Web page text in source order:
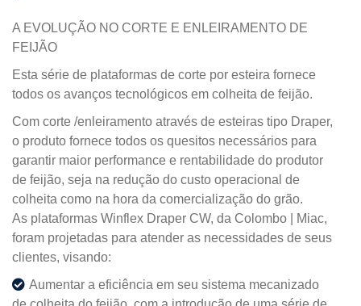
A EVOLUÇÃO NO CORTE E ENLEIRAMENTO DE
FEIJÃO
Esta série de plataformas de corte por esteira fornece
todos os avanços tecnológicos em colheita de feijão.
Com corte /enleiramento através de esteiras tipo Draper,
o produto fornece todos os quesitos necessários para
garantir maior performance e rentabilidade do produtor
de feijão, seja na redução do custo operacional de
colheita como na hora da comercialização do grão.
As plataformas Winflex Draper CW, da Colombo | Miac,
foram projetadas para atender as necessidades de seus
clientes, visando:
Aumentar a eficiência em seu sistema mecanizado